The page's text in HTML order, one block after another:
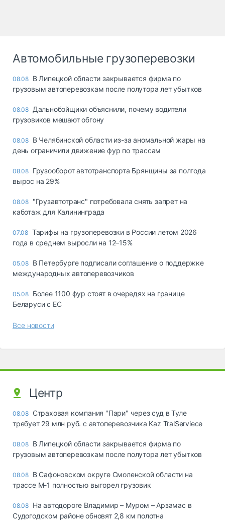
Автомобильные грузоперевозки
08.08 В Липецкой области закрывается фирма по
грузовым автоперевозкам после полутора лет убытков
08.08 Дальнобойщики объяснили, почему водители
грузовиков мешают обгону
08.08 В Челябинской области из-за аномальной жары на
день ограничили движение фур по трассам
08.08 Грузооборот автотранспорта Брянщины за полгода
вырос на 29%
08.08 "Грузавтотранс" потребовала снять запрет на
каботаж для Калининграда
07.08 Тарифы на грузоперевозки в России летом 2026
года в среднем выросли на 12–15%
05.08 В Петербурге подписали соглашение о поддержке
международных автоперевозчиков
05.08 Более 1100 фур стоят в очередях на границе
Беларуси с ЕС
Все новости
Центр
08.08 Страховая компания "Пари" через суд в Туле
требует 29 млн руб. с автоперевозчика Kaz TralServiece
08.08 В Липецкой области закрывается фирма по
грузовым автоперевозкам после полутора лет убытков
08.08 В Сафоновском округе Смоленской области на
трассе М-1 полностью выгорел грузовик
08.08 На автодороге Владимир – Муром – Арзамас в
Судогодском районе обновят 2,8 км полотна